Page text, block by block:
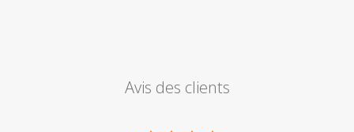
Avis des clients